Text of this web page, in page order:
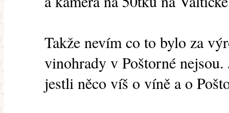
Takže nevím co to bylo za
vinohrady v Poštorné
jestli něco víš o víně a o